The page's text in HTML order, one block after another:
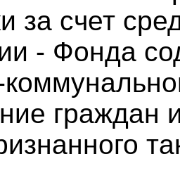
за счет
- Фонда
граждан